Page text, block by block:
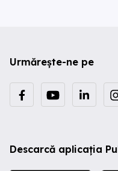
Urmărește-ne pe
Descarcă aplicația